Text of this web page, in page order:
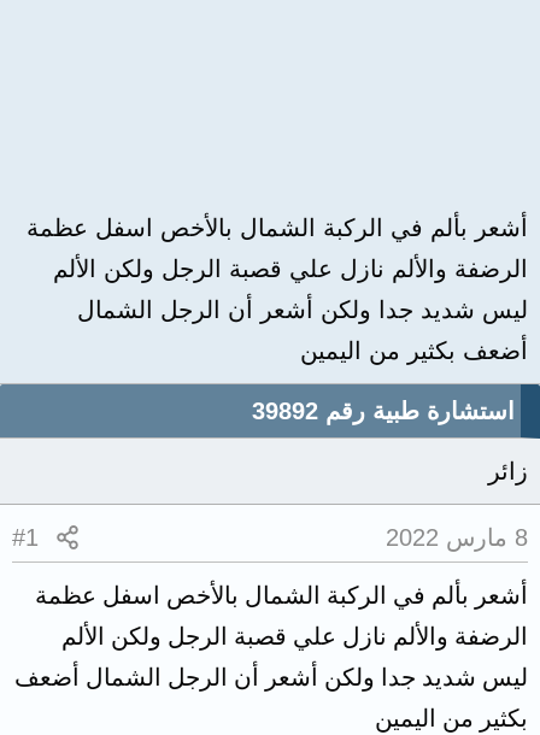
أشعر بألم في الركبة الشمال بالأخص اسفل عظمة
الرضفة والألم نازل علي قصبة الرجل ولكن الألم
ليس شديد جدا ولكن أشعر أن الرجل الشمال
أضعف بكثير من اليمين
استشارة طبية رقم 39892
زائر
8 مارس 2022 #1
أشعر بألم في الركبة الشمال بالأخص اسفل عظمة
الرضفة والألم نازل علي قصبة الرجل ولكن الألم
ليس شديد جدا ولكن أشعر أن الرجل الشمال أضعف
بكثير من اليمين